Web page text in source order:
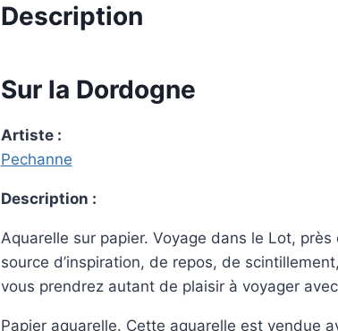
Description
Sur la Dordogne
Artiste :
Pechanne
Description :
Aquarelle sur papier. Voyage dans le Lot,
source d’inspiration, de repos, de
vous prendrez autant de plaisir à voyager
Papier aquarelle. Cette aquarelle est vendue